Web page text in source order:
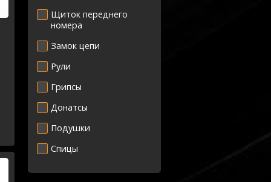
Щиток переднего
номера
Замок цепи
Рули
Грипсы
Донатсы
Подушки
Спицы